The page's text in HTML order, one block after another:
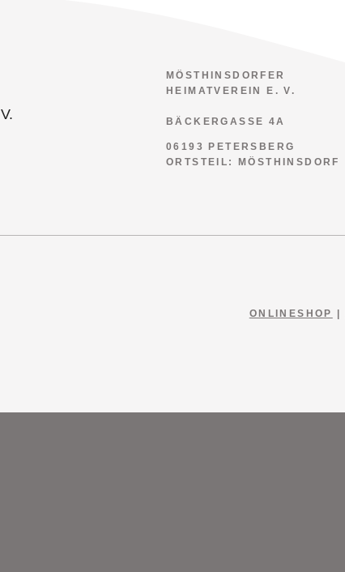
MÖSTHINSDORFER
HEIMATVEREIN E. V.
BÄCKERGASSE 4A
06193 PETERSBERG
ORTSTEIL: MÖSTHINSDORF
ONLINESHOP |